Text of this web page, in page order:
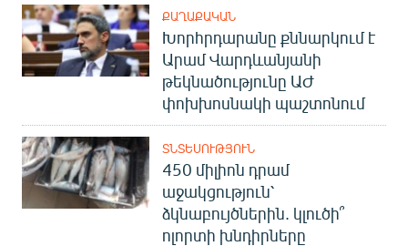
ՔԱՂԱՔԱԿԱՆ
Խորհրդարանը քննարկում է
Արամ Վարդևանյանի
թեկնածությունը ԱԺ
փոխխոսնակի պաշտոնում
ՏՆՏԵՍՈՒԹՅՈՒՆ
450 միլիոն դրամ
աջակցություն՝
ձկնաբույծներին. կլուծի՞
ոլորտի խնդիրները